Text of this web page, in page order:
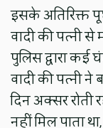
इसके अतिरिक्त
वादी की पत्नी से
पुलिस द्वारा
वादी की पत्नी ने
दिन अक्सर रोती
नहीं मिल पाता